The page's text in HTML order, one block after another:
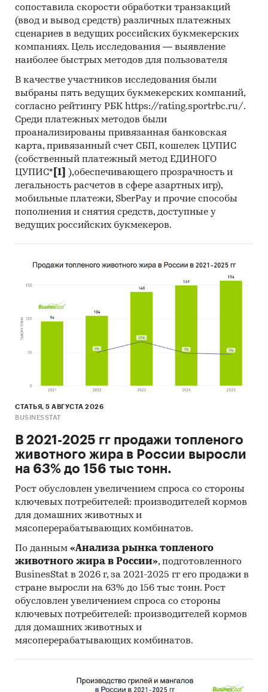
исследование). В общем виде целью
кабинетного исследования является
проанализировать ситуацию на рынке
янтарной кислоты и получить (рассчитать)
показатели, характеризующие его состояние в
настоящее время и в будущем.
Источники получения информации
Базы данных Федеральной Таможенной
службы РФ, ФСГС РФ (Росстат).
Материалы DataMonitor, EuroMonitor,
Eurostat.
Печатные и электронные деловые и
специализированные издания,
аналитические обзоры.
Экспертные опросы.
Материалы участников отечественного и
Результаты исследований маркетинговых и
Материалы отраслевых учреждений и базы
Результаты ценовых мониторингов.
Материалы и базы данных статистики ООН
(United Nations Statistics Division:
Commodity Trade Statistics, Industrial
Commodity Statistics, Food and Agriculture
Organization и др.).
Материалы Международного Валютного
Фонда (International Monetary Fund).
Материалы Всемирного банка (World Bank).
Материалы Организации экономического
сотрудничества и развития (Organization for
Economic Cooperation and Development).
Материалы International Trade Centre.
Материалы Index Mundi.
Результаты исследований DISCOVERY
Research Group.
Объем и структура выборки
сопоставила скорости обработки транзакций
(ввод и вывод средств) различных платежных
сценариев в ведущих российских букмекерских
компаниях. Цель исследования — выявление
наиболее быстрых методов для пользователя
В качестве участников исследования были
выбраны пять ведущих букмекерских компаний,
согласно рейтингу РБК https://rating.sportrbc.ru/.
Среди платежных методов были
проанализированы привязанная банковская
карта, привязанный счет СБП, кошелек ЦУПИС
(собственный платежный метод ЕДИНОГО
ЦУПИС* [1]
),обеспечивающего прозрачность и
легальность расчетов в сфере азартных игр),
мобильные платежи, SberPay и прочие способы
пополнения и снятия средств, доступные у
ведущих российских букмекеров.
СТАТЬЯ, 5 АВГУСТА 2026
BUSINESSTAT
В 2021-2025 гг продажи топленого
животного жира в России выросли
на 63% до 156 тыс тонн.
Рост обусловлен увеличением спроса со стороны
ключевых потребителей: производителей кормов
для домашних животных и
мясоперерабатывающих комбинатов.
По данным «Анализа рынка топленого
животного жира в России», подготовленного
BusinesStat в 2026 г, за 2021-2025 гг его продажи в
стране выросли на 63% до 156 тыс тонн. Рост
обусловлен увеличением спроса со стороны
ключевых потребителей: производителей кормов
для домашних животных и
мясоперерабатывающих комбинатов.